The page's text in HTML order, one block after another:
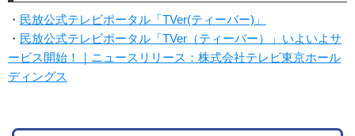
・ 民放公式テレビポータル「TVer(ティーバー)」
・ 民放公式テレビポータル「TVer（ティーバー）」いよいよサ
ービス開始！｜ニュースリリース：株式会社テレビ東京ホール
ディングス